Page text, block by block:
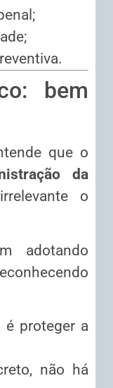
bem
que o
da
o
adotando
é proteger a
não há